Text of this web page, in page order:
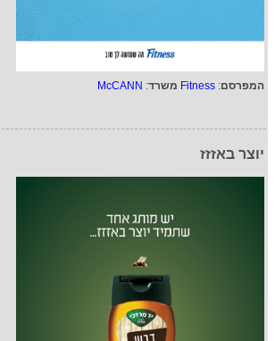
המפרסם:
Fitness משרד:
McCANN
יוצר באזזז